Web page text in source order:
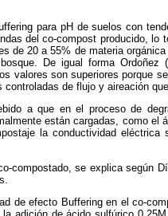
para pH de suelos con
del co-compost producido, lo
de 20 a 55% de materia
De igual forma
valores son superiores porque
de flujo y aireación
a que en el proceso de
están cargadas, como
la conductividad
compostado, se explica según
de efecto Buffering en el co-